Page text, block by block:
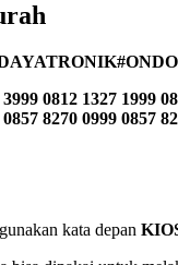
0812 1327 1999
8270 0999 0857
kata depan